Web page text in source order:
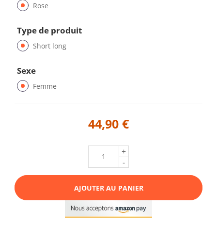
Rose
Type de produit
Short long
Sexe
Femme
44,90 €
+
-
AJOUTER AU PANIER